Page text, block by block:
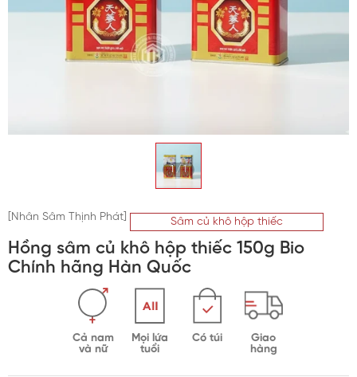
1/1
[Nhân Sâm Thịnh Phát] Sâm củ khô hộp thiếc
Hồng sâm củ khô hộp thiếc 150g Bio
Chính hãng Hàn Quốc
Cả nam
và nữ
Mọi lứa
tuổi
Có túi
Giao
hàng
Trà sâm Hàn Quốc